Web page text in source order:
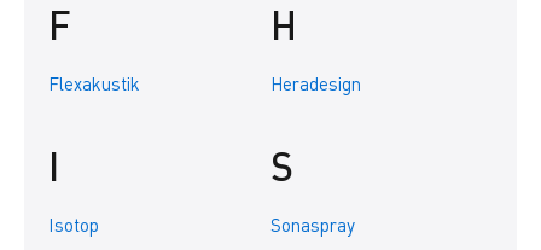
F
Flexakustik
H
Heradesign
I
Isotop
S
Sonaspray